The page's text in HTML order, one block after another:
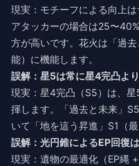
現実：モチーフによる向上
アタッカーの場合は25〜
方が高いです。花火は「過
能）に機能します。
誤解：星5は常に星4完凸よ
現実：星4完凸（S5）は、
揮します。「過去と未来」
いて「地を這う昇進」S1（
誤解：光円錐によるEP回復
現実：遺物の最適化（EP縄